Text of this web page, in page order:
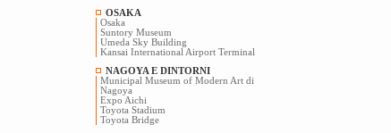
OSAKA
Osaka
Suntory Museum
Umeda Sky Building
Kansai International Airport Terminal
NAGOYA E DINTORNI
Municipal Museum of Modern Art di
Nagoya
Expo Aichi
Toyota Stadium
Toyota Bridge